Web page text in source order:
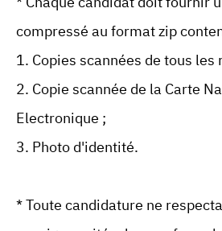
compressé au format zip
1. Copies scannées de tous les
2. Copie scannée de la Carte
Electronique ;
3. Photo d'identité.
* Toute candidature ne